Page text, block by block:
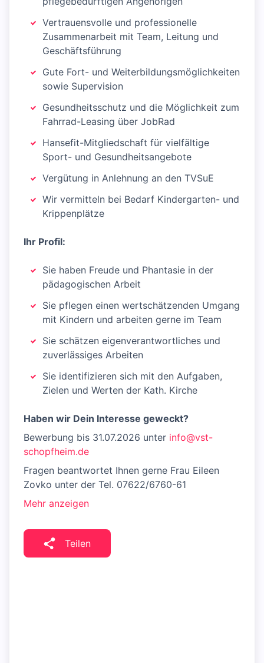
Vertrauensvolle und professionelle
Zusammenarbeit mit Team, Leitung und
Geschäftsführung
Gute Fort- und Weiterbildungsmöglichkeiten
sowie Supervision
Gesundheitsschutz und die Möglichkeit zum
Fahrrad-Leasing über JobRad
Hansefit-Mitgliedschaft für vielfältige
Sport- und Gesundheitsangebote
Vergütung in Anlehnung an den TVSuE
Wir vermitteln bei Bedarf Kindergarten- und
Krippenplätze
Ihr Profil:
Sie haben Freude und Phantasie in der
pädagogischen Arbeit
Sie pflegen einen wertschätzenden Umgang
mit Kindern und arbeiten gerne im Team
Sie schätzen eigenverantwortliches und
zuverlässiges Arbeiten
Sie identifizieren sich mit den Aufgaben,
Zielen und Werten der Kath. Kirche
Haben wir Dein Interesse geweckt?
Bewerbung bis 31.07.2026 unter info@vst-
schopfheim.de
Fragen beantwortet Ihnen gerne Frau Eileen
Zovko unter der Tel. 07622/6760-61
Mehr anzeigen
Teilen